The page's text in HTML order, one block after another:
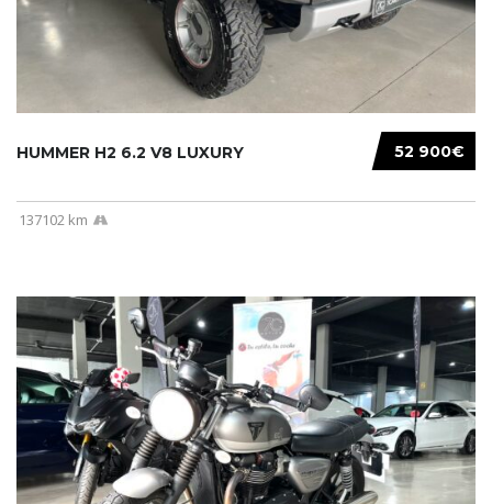
52 900€
HUMMER H2 6.2 V8 LUXURY
137102 km